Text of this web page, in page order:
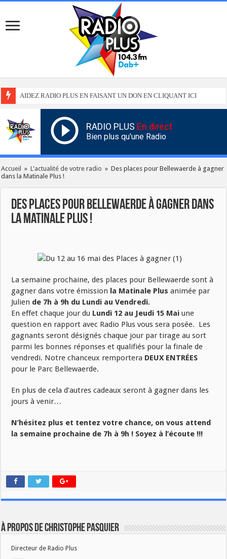
AIDEZ RADIO PLUS EN FAISANT UN DON EN CLIQUANT ICI
RADIO PLUS En direct
Bien plus qu'une Radio
Accueil » L'actualité de votre radio » Des places pour Bellewaerde à gagner
dans la Matinale Plus !
Des places pour Bellewaerde à gagner dans
la Matinale Plus !
La semaine prochaine, des places pour Bellewaerde sont à
gagner dans votre émission la Matinale Plus animée par
Julien de 7h à 9h du Lundi au Vendredi.
En effet chaque jour du Lundi 12 au Jeudi 15 Mai une
question en rapport avec Radio Plus vous sera posée. Les
gagnants seront désignés chaque jour par tirage au sort
parmi les bonnes réponses et qualifiés pour la finale de
vendredi. Notre chanceux remportera DEUX ENTRÉES
pour le Parc Bellewaerde.
En plus de cela d’autres cadeaux seront à gagner dans les
jours à venir…
N’hésitez plus et tentez votre chance, on vous attend
la semaine prochaine de 7h à 9h ! Soyez à l’écoute !!!
À propos de Christophe PASQUIER
Directeur de Radio Plus